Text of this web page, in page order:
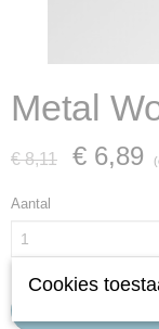
Metal
€ 8,11 € 6,89
Aantal
Cookies